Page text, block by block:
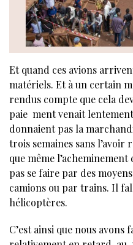
Et quand ces avions
matériels. Et à un certain
rendus compte que cela
paie ment venait
donnaient pas la
trois semaines sans l’avoir
que même
pas se faire par des
camions ou par trains. Il
hélicoptères.
C’est ainsi que nous